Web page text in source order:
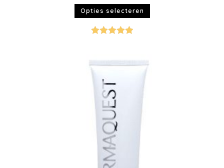
Opties selecteren